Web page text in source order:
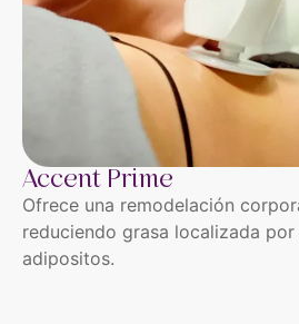
Accent Prime
Ofrece una remodelación
reduciendo grasa localizada
adipositos.